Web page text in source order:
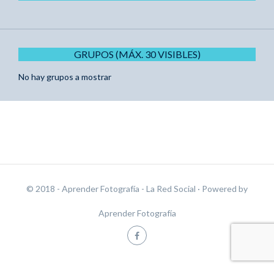
GRUPOS (MÁX. 30 VISIBLES)
No hay grupos a mostrar
© 2018 - Aprender Fotografía - La Red Social · Powered by
Aprender Fotografía